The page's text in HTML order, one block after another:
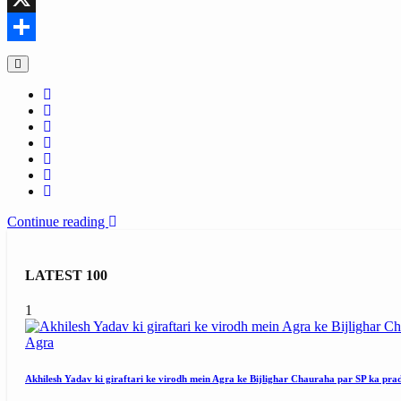
X
Share
Continue reading
LATEST 100
1
Agra
Akhilesh Yadav ki giraftari ke virodh mein Agra ke Bijlighar Chauraha par SP ka